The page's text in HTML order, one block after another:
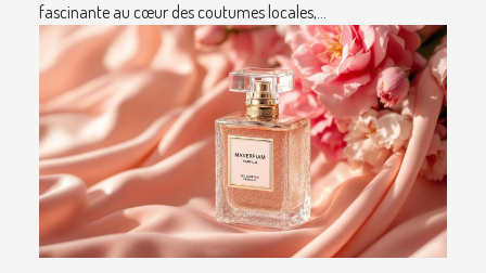
fascinante au cœur des coutumes locales,...